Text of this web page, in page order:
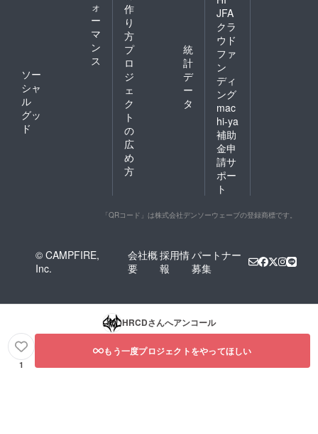
ォ
ー
マ
ン
ス
ソー
シャ
ル
グッ
ド
作
り
方
プ
ロ
ジ
ェ
ク
ト
の
広
め
方
統
計
デ
ー
タ
JFA
クラ
ウド
ファ
ン
ディ
ング
mac
hi-ya
補助
金申
請サ
ポー
ト
「QRコード」は株式会社デンソーウェーブの登録商標です。
© CAMPFIRE,
Inc.
会社概
要
採用情
報
パートナー
募集
HRCDさんへアンコール
1
もう一度プロジェクトをやってほしい